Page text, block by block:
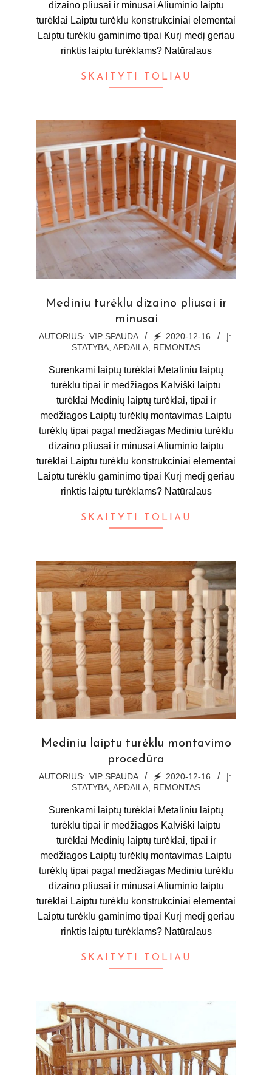
dizaino pliusai ir minusai Aliuminio laiptu
turėklai Laiptu turėklu konstrukciniai elementai
Laiptu turėklu gaminimo tipai Kurį medį geriau
rinktis laiptu turėklams? Natūralaus
SKAITYTI TOLIAU
Mediniu turėklu dizaino pliusai ir
minusai
2020-
AUTORIUS: VIP SPAUDA 🗲 2020-12-16
Į:
STATYBA, APDAILA, REMONTAS
Surenkami laiptų turėklai Metaliniu laiptų
turėklu tipai ir medžiagos Kalviški laiptu
turėklai Medinių laiptų turėklai, tipai ir
medžiagos Laiptų turėklų montavimas Laiptu
turėklų tipai pagal medžiagas Mediniu turėklu
dizaino pliusai ir minusai Aliuminio laiptu
turėklai Laiptu turėklu konstrukciniai elementai
Laiptu turėklu gaminimo tipai Kurį medį geriau
rinktis laiptu turėklams? Natūralaus
SKAITYTI TOLIAU
Mediniu laiptu turėklu montavimo
procedūra
2020-
AUTORIUS: VIP SPAUDA 🗲 2020-12-16
Į:
STATYBA, APDAILA, REMONTAS
Surenkami laiptų turėklai Metaliniu laiptų
turėklu tipai ir medžiagos Kalviški laiptu
turėklai Medinių laiptų turėklai, tipai ir
medžiagos Laiptų turėklų montavimas Laiptu
turėklų tipai pagal medžiagas Mediniu turėklu
dizaino pliusai ir minusai Aliuminio laiptu
turėklai Laiptu turėklu konstrukciniai elementai
Laiptu turėklu gaminimo tipai Kurį medį geriau
rinktis laiptu turėklams? Natūralaus
SKAITYTI TOLIAU